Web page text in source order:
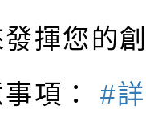
揮您的
事項：#